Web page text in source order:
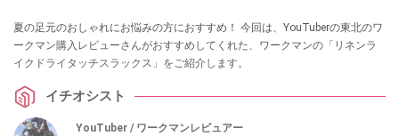
夏の足元のおしゃれにお悩みの方におすすめ！ 今回は、YouTuberの東北のワ
ークマン購入レビューさんがおすすめしてくれた、ワークマンの「リネンラ
イクドライタッチスラックス」をご紹介します。
イチオシスト
YouTuber / ワークマンレビュアー